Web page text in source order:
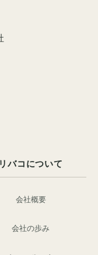
リバコについて
会社概要
会社の歩み